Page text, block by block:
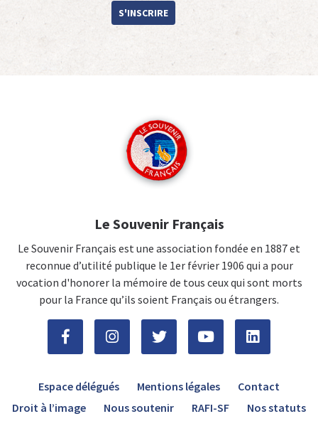
S'INSCRIRE
Le Souvenir Français
Le Souvenir Français est une association fondée en 1887 et
reconnue d’utilité publique le 1er février 1906 qui a pour
vocation d'honorer la mémoire de tous ceux qui sont morts
pour la France qu’ils soient Français ou étrangers.
Espace délégués Mentions légales
Contact
Droit à l’image
Nous soutenir RAFI-SF Nos statuts